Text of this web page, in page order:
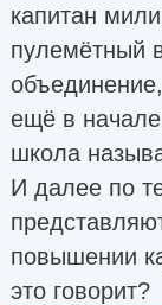
капитан
пулемётный
ещё в
школа
И далее по
повышении
это говорит?